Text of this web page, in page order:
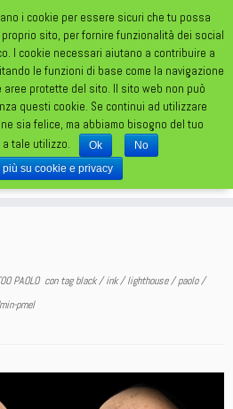
FOLLE FOLLE MONDO
PAOLO con tagblack/ink/lighthouse/paolo/
pmel
i cookie per essere sicuri che tu possa
sito, per fornire funzionalità dei social
I cookie necessari aiutano a contribuire a
le funzioni di base come la navigazione
protette del sito. Il sito web non può
questi cookie. Se continui ad utilizzare
sia felice, ma abbiamo bisogno del tuo
tale utilizzo.
Ok
No
più su cookie e privacy